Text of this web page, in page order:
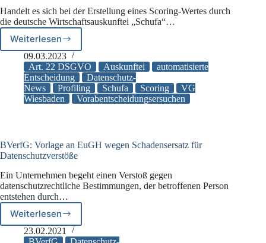
Handelt es sich bei der Erstellung eines Scoring-Wertes durch
die deutsche Wirtschaftsauskunftei „Schufa“…
Weiterlesen
Ist
Schufa-
Scoring
eine
automatisierte
Entscheidung
Abs.
1
09.03.2023
Art. 22 DSGVO
Auskunftei
automatisierte
Entscheidung
Datenschutz-
News
Profiling Schufa Scoring
VG
Wiesbaden
Vorabentscheidungsersuchen
BVerfG: Vorlage an EuGH wegen Schadensersatz für
Datenschutzverstöße
Ein Unternehmen begeht einen Verstoß gegen
datenschutzrechtliche Bestimmungen, der betroffenen Person
entstehen durch…
Weiterlesen
BVerfG:
Vorlage
23.02.2021